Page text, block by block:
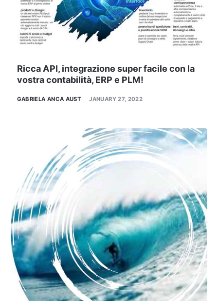
Ricca API, integrazione super facile con la
vostra contabilità, ERP e PLM!
GABRIELA ANCA AUST JANUARY 27, 2022